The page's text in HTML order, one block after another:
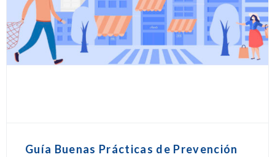
Guía Buenas Prácticas de Prevención